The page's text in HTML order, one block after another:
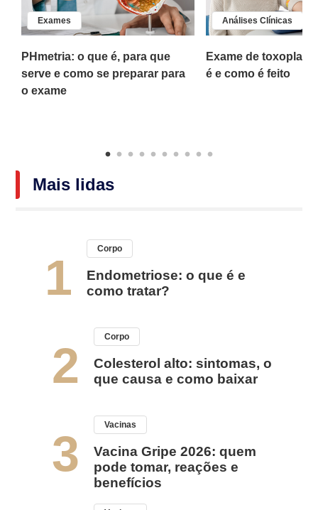
Exames
PHmetria: o que é, para que
serve e como se preparar para
o exame
Análises Clínicas
Exame de
é e como é feito
Mais lidas
1
Corpo
Endometriose: o que é e
como tratar?
2
Corpo
Colesterol alto: sintomas, o
que causa e como baixar
3
Vacinas
Vacina Gripe 2026: quem
pode tomar, reações e
benefícios